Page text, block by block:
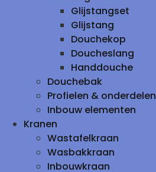
Glijstangset
Glijstang
Douchekop
Doucheslang
Handdouche
Douchebak
Profielen & onderdelen
Inbouw elementen
Kranen
Wastafelkraan
Wasbakkraan
Inbouwkraan